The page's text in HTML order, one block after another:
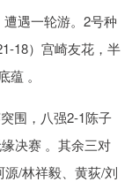
遇一轮游。2号种
18）宫崎友花，半
。
围，八强2-1陈子
决赛 。其余三对
/林祥毅、黄荻/刘